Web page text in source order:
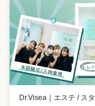
Dr.Visea ｜ エステ / ス